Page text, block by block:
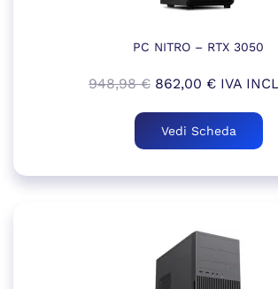
PC NITRO – RTX 3050
948,98€ Il
originale
era:
862,00 €Il
attuale
è:
IVA
Vedi Scheda